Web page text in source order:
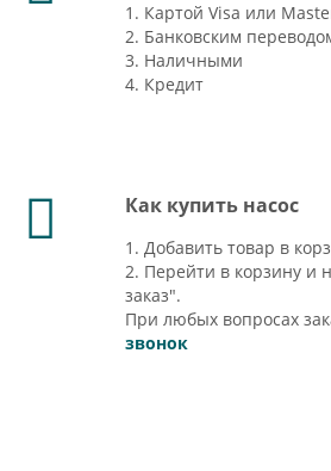
1. Картой Visa или
2. Банковским
3. Наличными
4. Кредит
Как купить насос
1. Добавить товар в
2. Перейти в корзину и
заказ".
При любых вопросах
звонок